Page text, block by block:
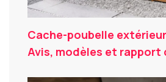
Cache-poubelle
Avis, modèles et